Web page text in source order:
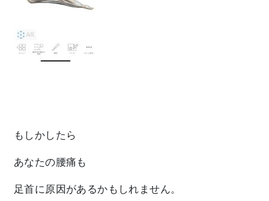
もしかしたら
あなたの腰痛 も
足首に原因があるかもしれません。